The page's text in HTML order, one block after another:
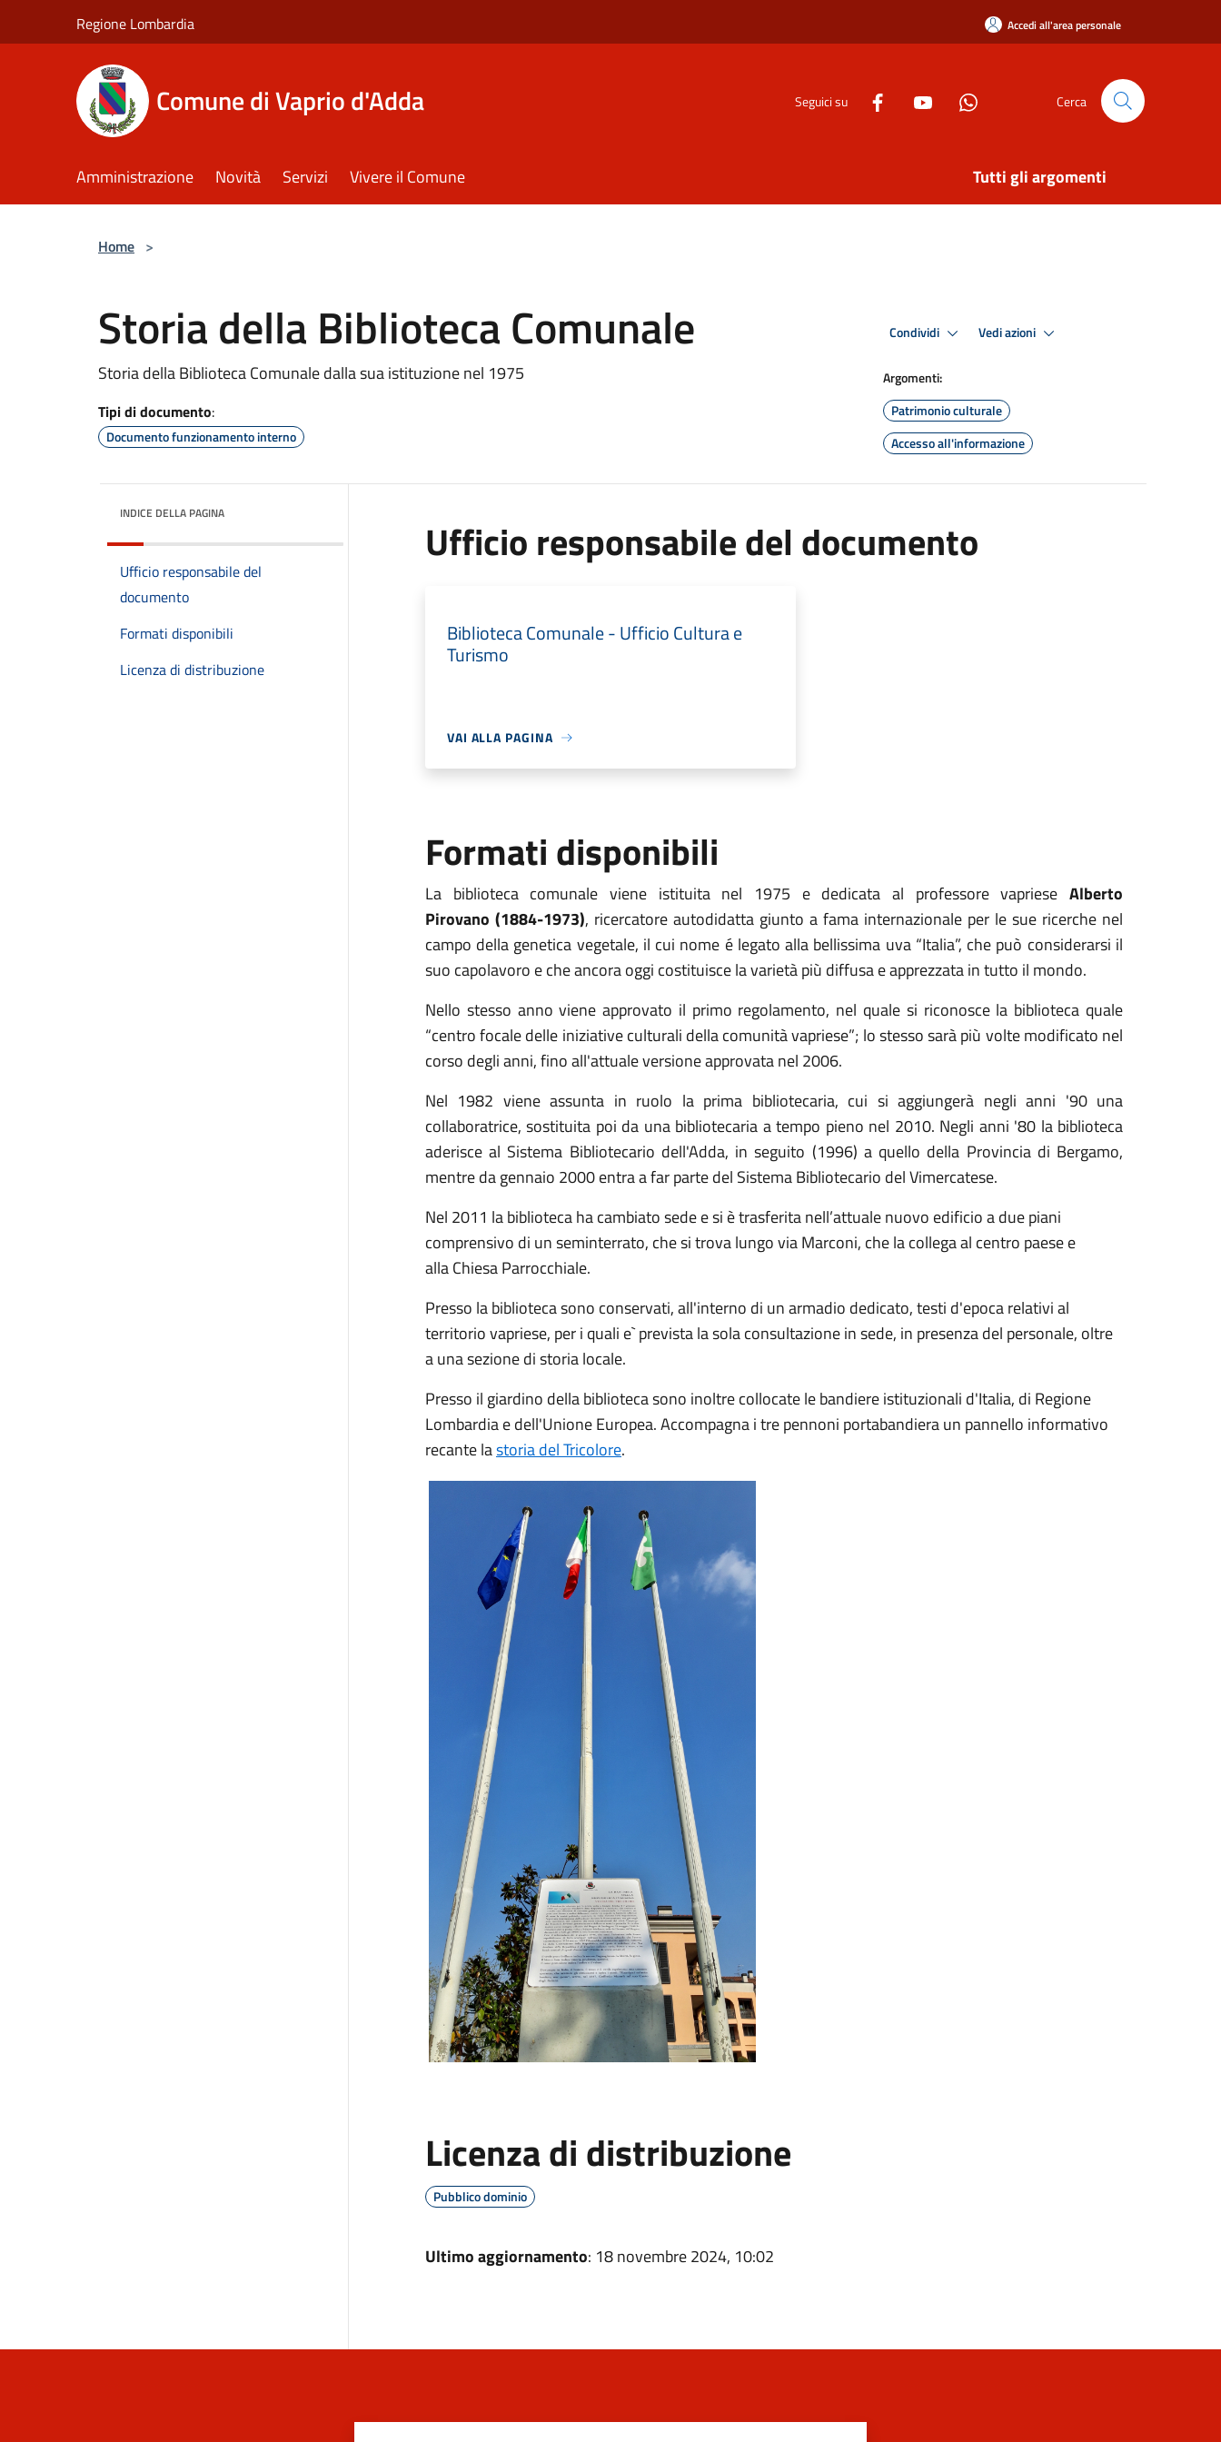
Regione Lombardia Accedi all'area personale
Comune di Vaprio d'Adda Seguici su Cerca
Amministrazione Novità Servizi Vivere il Comune Tutti gli argomenti
Home >
Storia della Biblioteca Comunale
Storia della Biblioteca Comunale dalla sua istituzione nel 1975
Tipi di documento:
Documento funzionamento interno
Condividi Vedi azioni
Argomenti:
Patrimonio culturale
Accesso all'informazione
INDICE DELLA PAGINA
Ufficio responsabile del
documento
Formati disponibili
Licenza di distribuzione
Ufficio responsabile del documento
Biblioteca Comunale - Ufficio Cultura e
Turismo
VAI ALLA PAGINA
Formati disponibili
La biblioteca comunale viene istituita nel 1975 e dedicata al professore vapriese Alberto
Pirovano (1884-1973), ricercatore autodidatta giunto a fama internazionale per le sue ricerche nel
campo della genetica vegetale, il cui nome é legato alla bellissima uva “Italia”, che può considerarsi il
suo capolavoro e che ancora oggi costituisce la varietà più diffusa e apprezzata in tutto il mondo.
Nello stesso anno viene approvato il primo regolamento, nel quale si riconosce la biblioteca quale
“centro focale delle iniziative culturali della comunità vapriese”; lo stesso sarà più volte modificato nel
corso degli anni, fino all'attuale versione approvata nel 2006.
Nel 1982 viene assunta in ruolo la prima bibliotecaria, cui si aggiungerà negli anni '90 una
collaboratrice, sostituita poi da una bibliotecaria a tempo pieno nel 2010. Negli anni '80 la biblioteca
aderisce al Sistema Bibliotecario dell'Adda, in seguito (1996) a quello della Provincia di Bergamo,
mentre da gennaio 2000 entra a far parte del Sistema Bibliotecario del Vimercatese.
Nel 2011 la biblioteca ha cambiato sede e si è trasferita nell’attuale nuovo edificio a due piani
comprensivo di un seminterrato, che si trova lungo via Marconi, che la collega al centro paese e
alla Chiesa Parrocchiale.
Presso la biblioteca sono conservati, all'interno di un armadio dedicato, testi d'epoca relativi al
territorio vapriese, per i quali e` prevista la sola consultazione in sede, in presenza del personale, oltre
a una sezione di storia locale.
Presso il giardino della biblioteca sono inoltre collocate le bandiere istituzionali d'Italia, di Regione
Lombardia e dell'Unione Europea. Accompagna i tre pennoni portabandiera un pannello informativo
recante lastoria del Tricolore.
Licenza di distribuzione
Pubblico dominio
Ultimo aggiornamento: 18 novembre 2024, 10:02